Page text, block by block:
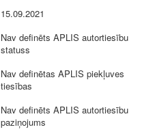
15.09.2021
Nav definēts APLIS autortiesību
statuss
Nav definētas APLIS piekļuves
tiesības
Nav definēts APLIS autortiesību
paziņojums